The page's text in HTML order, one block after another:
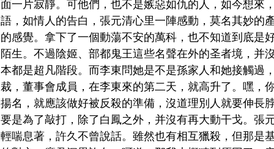
面一片寂靜。可他們，也不是嫉惡如仇的人，如今想來
語，如情人的告白，張元清心里一陣感動，莫名其妙的
的感覺。拿下了一個動蕩不安的萬科，也不知道到底是
陌生。不過陰姬、部都鬼王這些名聲在外的圣者境，并
本都是超凡階段。而李東問她是不是孫家人和她接觸過
裁，董事會成員，在李東來的第二天，就高升了。嘿，
揚名，就應該做好被反殺的準備，沒道理別人就要伸長
要是為了敲打，除了白鳳之外，并沒有再大動干戈。張
輕喘息著，許久不曾說話。雖然也有相互獵殺，但那是